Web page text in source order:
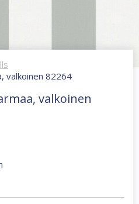
valkoinen 82264
valkoinen